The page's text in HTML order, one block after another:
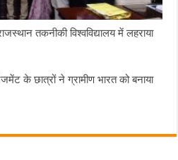
तकनीकी विश्वविद्यालय में लहराया
के छात्रों ने ग्रामीण भारत को बनाया